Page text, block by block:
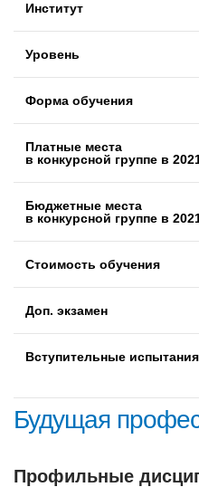
Институт
Уровень
Форма обучения
Платные места
в конкурсной группе в
Бюджетные места
в конкурсной группе в
Стоимость обучения
Доп. экзамен
Вступительные испытания
Будущая
Профильные